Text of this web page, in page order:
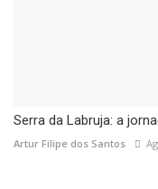
Serra da Labruja: a
Artur Filipe dos Santos